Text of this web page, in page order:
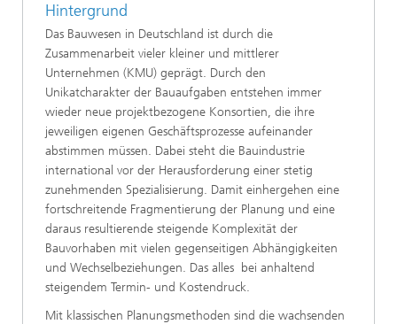
Hintergrund
Das Bauwesen in Deutschland ist durch die
Zusammenarbeit vieler kleiner und mittlerer
Unternehmen (KMU) geprägt. Durch den
Unikatcharakter der Bauaufgaben entstehen immer
wieder neue projektbezogene Konsortien, die ihre
jeweiligen eigenen Geschäftsprozesse aufeinander
abstimmen müssen. Dabei steht die Bauindustrie
international vor der Herausforderung einer stetig
zunehmenden Spezialisierung. Damit einhergehen eine
fortschreitende Fragmentierung der Planung und eine
daraus resultierende steigende Komplexität der
Bauvorhaben mit vielen gegenseitigen Abhängigkeiten
und Wechselbeziehungen. Das alles bei anhaltend
steigendem Termin- und Kostendruck.
Mit klassischen Planungsmethoden sind die wachsenden